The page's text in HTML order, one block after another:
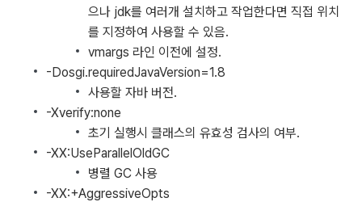
으나 jdk를 여러개 설치하고 작업한다면 직접 위치
를 지정하여 사용할 수 있음.
vmargs 라인 이전에 설정.
-Dosgi.requiredJavaVersion=1.8
사용할 자바 버전.
-Xverify:none
초기 실행시 클래스의 유효성 검사의 여부.
-XX:UseParallelOldGC
병렬 GC 사용
-XX:+AggressiveOpts